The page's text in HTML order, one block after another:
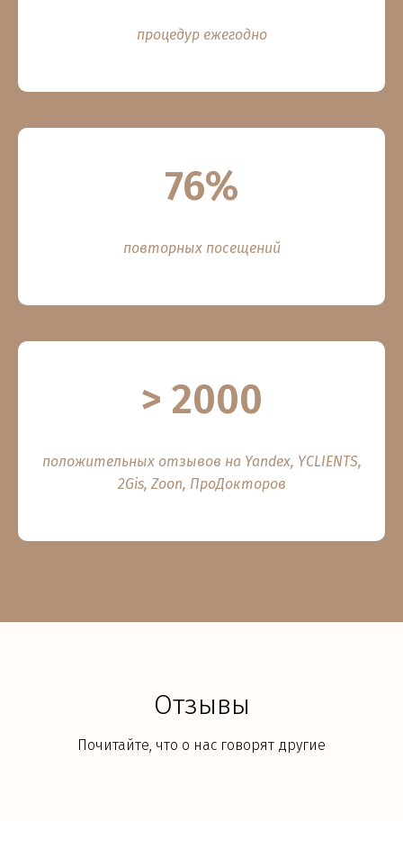
процедур ежегодно
76%
повторных посещений
> 2000
положительных отзывов на Yandex, YCLIENTS,
2Gis, Zoon, ПроДокторов
Отзывы
Почитайте, что о нас говорят другие